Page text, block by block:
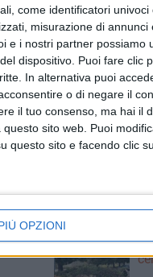
come identificatori
misurazione di
e i nostri partner possiamo
dispositivo. Puoi fare clic
In alternativa puoi
o di negare il
il tuo consenso, ma hai il
sito web. Puoi
questo sito e facendo clic
OPZIONI
del
persone anziane e
di contributi
socio-economica.